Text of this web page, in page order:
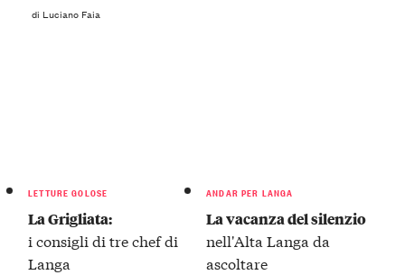
di Luciano Faia
LETTURE GOLOSE
La Grigliata:
i consigli di tre chef di
Langa
ANDAR PER LANGA
La vacanza del silenzio
nell'Alta Langa da
ascoltare